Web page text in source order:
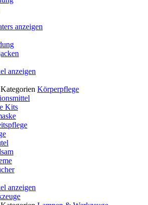
anzeigen
anzeigen
Körperpflege
Kits
anzeigen